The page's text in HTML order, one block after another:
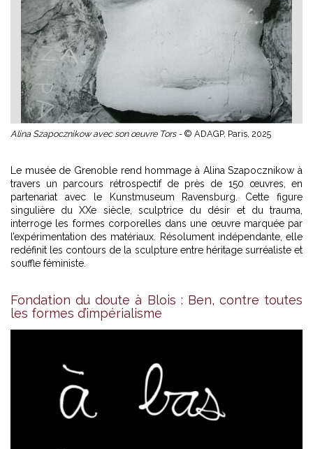
Alina Szapocznikow avec son œuvre Tors - © ADAGP, Paris, 2025
Le musée de Grenoble rend hommage à Alina Szapocznikow à
travers un parcours rétrospectif de près de 150 œuvres, en
partenariat avec le Kunstmuseum Ravensburg. Cette figure
singulière du XXe siècle, sculptrice du désir et du trauma,
interroge les formes corporelles dans une œuvre marquée par
l’expérimentation des matériaux. Résolument indépendante, elle
redéfinit les contours de la sculpture entre héritage surréaliste et
souffle féministe.
Fondation du doute à Blois : Ben, contre toutes
les formes d’impérialisme